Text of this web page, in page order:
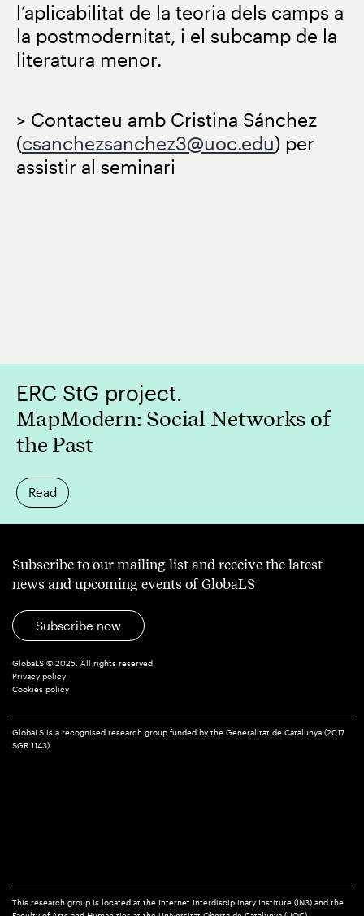
l’aplicabilitat de la teoria dels camps a
la postmodernitat, i el subcamp de la
literatura menor.
> Contacteu amb Cristina Sánchez
(csanchezsanchez3@uoc.edu) per
assistir al seminari
ERC StG project.
MapModern: Social Networks of
the Past
Read
Subscribe to our mailing list and receive the latest
news and upcoming events of GlobaLS
Subscribe now
GlobaLS © 2025. All rights reserved
Privacy policy
Cookies policy
GlobaLS is a recognised research group funded by the Generalitat de Catalunya (2017
SGR 1143)
This research group is located at the Internet Interdisciplinary Institute (IN3) and the